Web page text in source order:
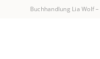
Buchhandlung Lia Wolf–